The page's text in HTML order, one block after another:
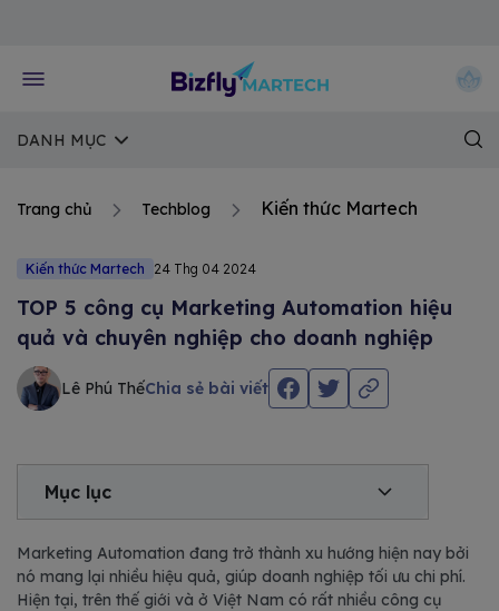
DANH MỤC
Trang chủ Techblog Kiến thức Martech
Kiến thức Martech 24 Thg 04 2024
TOP 5 công cụ Marketing Automation hiệu
quả và chuyên nghiệp cho doanh nghiệp
Lê Phú ThếChia sẻ bài viết
Mục lục
Marketing Automation đang trở thành xu hướng hiện nay bởi
nó mang lại nhiều hiệu quả, giúp doanh nghiệp tối ưu chi phí.
Hiện tại, trên thế giới và ở Việt Nam có rất nhiều công cụ